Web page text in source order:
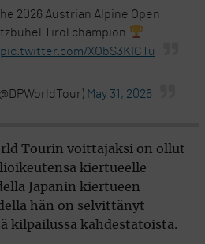
2026 Austrian Alpine Open
Tirol champion
pic.twitter.com/XObS3KICTu
May 31, 2026
Tourin voittajaksi on ollut
kiertueelle
Japanin kiertueen
hän on selvittänyt
kilpailussa kahdestatoista.